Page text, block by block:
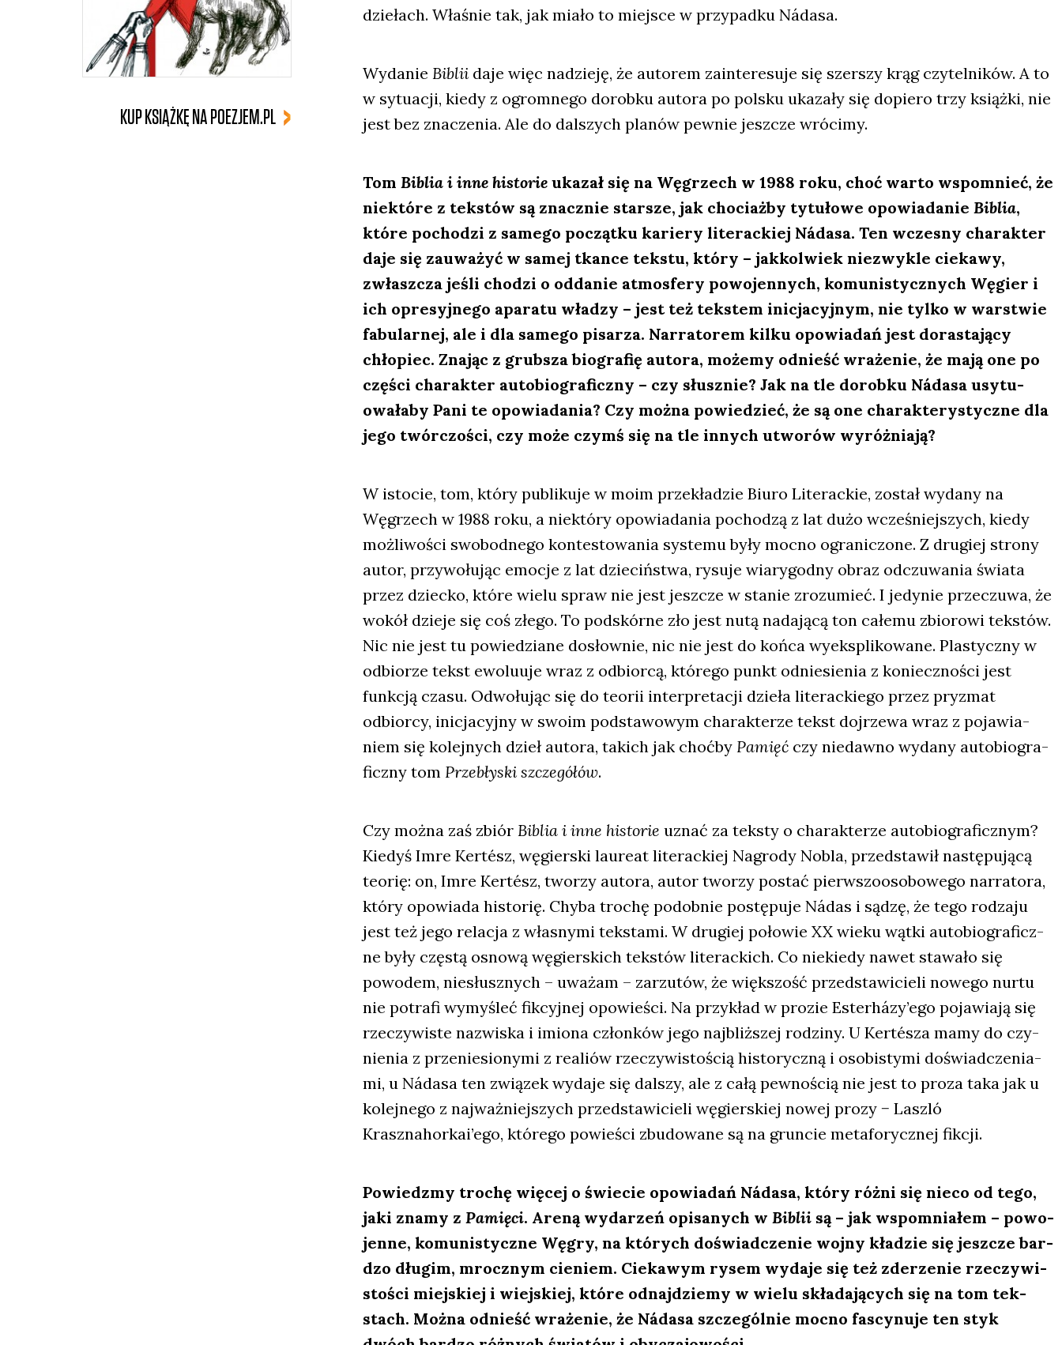
KUP KSIĄŻKĘ NA POEZJEM.PL
dzie­łach. Wła­śnie tak, jak mia­ło to miej­sce w przy­pad­ku Náda­sa.
Wyda­nie Bibliidaje więc nadzie­ję, że auto­rem zain­te­re­su­je się szer­szy krąg czy­tel­ni­ków. A to
w sytu­acji, kie­dy z ogrom­ne­go dorob­ku auto­ra po pol­sku uka­za­ły się dopie­ro trzy książ­ki, nie
jest bez zna­cze­nia. Ale do dal­szych pla­nów pew­nie jesz­cze wró­ci­my.
Tom Biblia i inne histo­rieuka­zał się na Węgrzech w 1988 roku, choć war­to wspo­mnieć, że
nie­któ­re z tek­stów są znacz­nie star­sze, jak cho­ciaż­by tytu­ło­we opo­wia­da­nie Biblia,
któ­re pocho­dzi z same­go począt­ku karie­ry lite­rac­kiej Náda­sa. Ten wcze­sny cha­rak­ter
daje się zauwa­żyć w samej tkan­ce tek­stu, któ­ry – jak­kol­wiek nie­zwy­kle cie­ka­wy,
zwłasz­cza jeśli cho­dzi o odda­nie atmos­fe­ry powo­jen­nych, komu­ni­stycz­nych Węgier i
ich opre­syj­ne­go apa­ra­tu wła­dzy – jest też tek­stem ini­cja­cyj­nym, nie tyl­ko w war­stwie
fabu­lar­nej, ale i dla same­go pisa­rza. Nar­ra­to­rem kil­ku opo­wia­dań jest dora­sta­ją­cy
chło­piec. Zna­jąc z grub­sza bio­gra­fię auto­ra, może­my odnieść wra­że­nie, że mają one po
czę­ści cha­rak­ter auto­bio­gra­ficz­ny – czy słusz­nie? Jak na tle dorob­ku Náda­sa usy­tu­
owa­ła­by Pani te opo­wia­da­nia? Czy moż­na powie­dzieć, że są one cha­rak­te­ry­stycz­ne dla
jego twór­czo­ści, czy może czymś się na tle innych utwo­rów wyróż­nia­ją?
W isto­cie, tom, któ­ry publi­ku­je w moim prze­kła­dzie Biu­ro Lite­rac­kie, został wyda­ny na
Węgrzech w 1988 roku, a nie­któ­ry opo­wia­da­nia pocho­dzą z lat dużo wcze­śniej­szych, kie­dy
moż­li­wo­ści swo­bod­ne­go kon­te­sto­wa­nia sys­te­mu były moc­no ogra­ni­czo­ne. Z dru­giej stro­ny
autor, przy­wo­łu­jąc emo­cje z lat dzie­ciń­stwa, rysu­je wia­ry­god­ny obraz odczu­wa­nia świa­ta
przez dziec­ko, któ­re wie­lu spraw nie jest jesz­cze w sta­nie zro­zu­mieć. I jedy­nie prze­czu­wa, że
wokół dzie­je się coś złe­go. To pod­skór­ne zło jest nutą nada­ją­cą ton całe­mu zbio­ro­wi tek­stów.
Nic nie jest tu powie­dzia­ne dosłow­nie, nic nie jest do koń­ca wyeks­pli­ko­wa­ne. Pla­stycz­ny w
odbio­rze tekst ewo­lu­uje wraz z odbior­cą, któ­re­go punkt odnie­sie­nia z koniecz­no­ści jest
funk­cją cza­su. Odwo­łu­jąc się do teo­rii inter­pre­ta­cji dzie­ła lite­rac­kie­go przez pry­zmat
odbior­cy, ini­cja­cyj­ny w swo­im pod­sta­wo­wym cha­rak­te­rze tekst doj­rze­wa wraz z poja­wia­
niem się kolej­nych dzieł auto­ra, takich jak choć­by Pamięćczy nie­daw­no wyda­ny auto­bio­gra­
ficz­ny tom Prze­bły­ski szcze­gó­łów.
Czy moż­na zaś zbiór Biblia i inne histo­rie uznać za tek­sty o cha­rak­te­rze auto­bio­gra­ficz­nym?
Kie­dyś Imre Ker­tész, węgier­ski lau­re­at lite­rac­kiej Nagro­dy Nobla, przed­sta­wił nastę­pu­ją­cą
teo­rię: on, Imre Ker­tész, two­rzy auto­ra, autor two­rzy postać pierw­szo­oso­bo­we­go nar­ra­to­ra,
któ­ry opo­wia­da histo­rię. Chy­ba tro­chę podob­nie postę­pu­je Nádas i sądzę, że tego rodza­ju
jest też jego rela­cja z wła­sny­mi tek­sta­mi. W dru­giej poło­wie XX wie­ku wąt­ki auto­bio­gra­ficz­
ne były czę­stą osno­wą węgier­skich tek­stów lite­rac­kich. Co nie­kie­dy nawet sta­wa­ło się
powo­dem, nie­słusz­nych – uwa­żam – zarzu­tów, że więk­szość przed­sta­wi­cie­li nowe­go nur­tu
nie potra­fi wymy­śleć fik­cyj­nej opo­wie­ści. Na przy­kład w pro­zie Esterházy’ego poja­wia­ją się
rze­czy­wi­ste nazwi­ska i imio­na człon­ków jego naj­bliż­szej rodzi­ny. U Ker­tésza mamy do czy­
nie­nia z prze­nie­sio­ny­mi z realiów rze­czy­wi­sto­ścią histo­rycz­ną i oso­bi­sty­mi doświad­cze­nia­
mi, u Náda­sa ten zwią­zek wyda­je się dal­szy, ale z całą pew­no­ścią nie jest to pro­za taka jak u
kolej­ne­go z naj­waż­niej­szych przed­sta­wi­cie­li węgier­skiej nowej pro­zy − Lasz­ló
Krasznahorkai’ego, któ­re­go powie­ści zbu­do­wa­ne są na grun­cie meta­fo­rycz­nej fik­cji.
Powiedz­my tro­chę wię­cej o świe­cie opo­wia­dań Náda­sa, któ­ry róż­ni się nie­co od tego,
jaki zna­my z Pamię­ci. Are­ną wyda­rzeń opi­sa­nych w Biblii są – jak wspo­mnia­łem – powo­
jen­ne, komu­ni­stycz­ne Węgry, na któ­rych doświad­cze­nie woj­ny kła­dzie się jesz­cze bar­
dzo dłu­gim, mrocz­nym cie­niem. Cie­ka­wym rysem wyda­je się też zde­rze­nie rze­czy­wi­
sto­ści miej­skiej i wiej­skiej, któ­re odnaj­dzie­my w wie­lu skła­da­ją­cych się na tom tek­
stach. Moż­na odnieść wra­że­nie, że Náda­sa szcze­gól­nie moc­no fascy­nu­je ten styk